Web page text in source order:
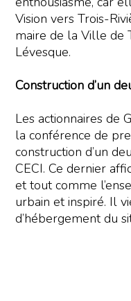
Vision vers Trois-
maire de la Ville de
Lévesque.
Construction d’un
Les actionnaires de
la conférence de
construction d’un
CECI. Ce dernier
et tout comme
urbain et inspiré. Il
d’hébergement du